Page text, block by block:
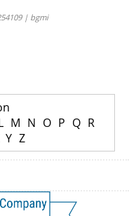
| bgmi
M N O P Q R
Y Z